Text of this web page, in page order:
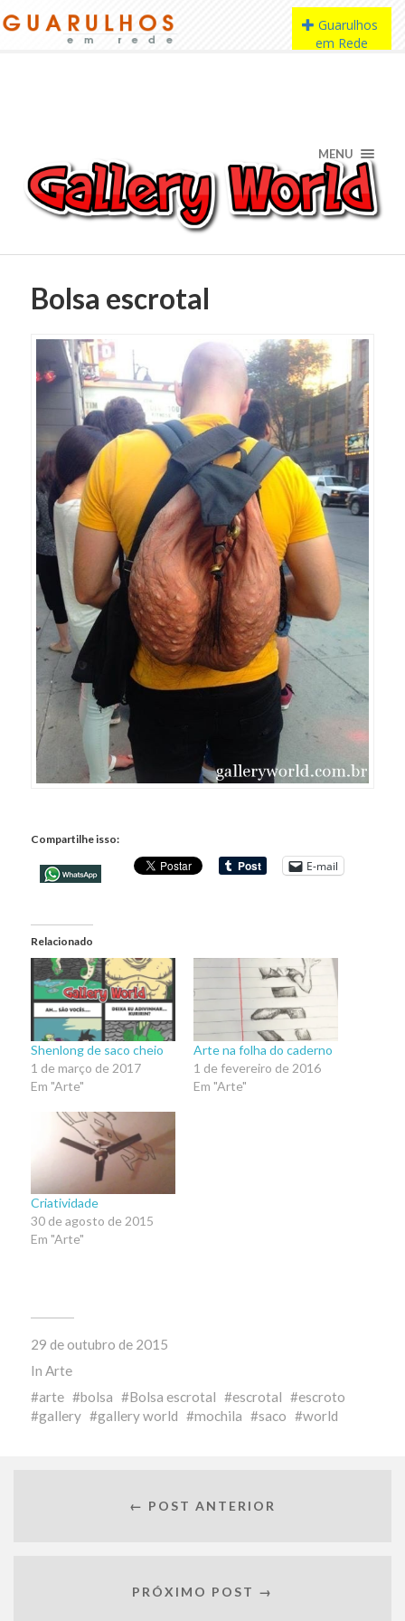
MENU
Bolsa escrotal
Compartilhe isso:
E-mail
Relacionado
Shenlong de saco cheio
1 de março de 2017
Em "Arte"
Arte na folha do caderno
1 de fevereiro de 2016
Em "Arte"
Criatividade
30 de agosto de 2015
Em "Arte"
29 de outubro de 2015
In Arte
arte
bolsa Bolsa escrotal escrotal
escroto
gallery
gallery world mochila saco world
← POST ANTERIOR
PRÓXIMO POST →